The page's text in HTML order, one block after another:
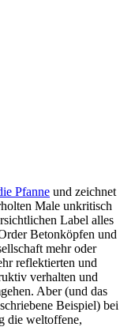
Pfanne und zeichnet
Male unkritisch
Label alles
Betonköpfen und
mehr oder
reflektierten und
verhalten und
Aber (und das
Beispiel) bei
die weltoffene,